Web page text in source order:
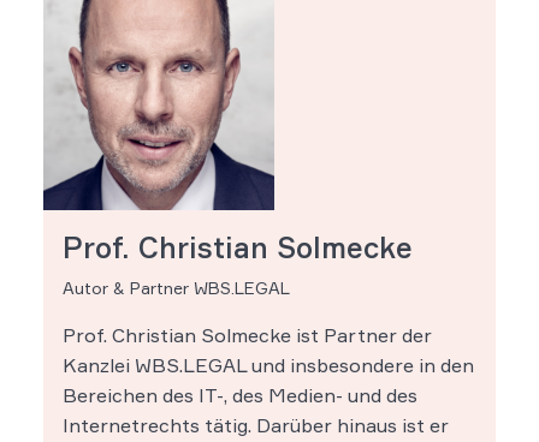
Prof. Christian Solmecke
Autor & Partner WBS.LEGAL
Prof. Christian Solmecke ist Partner der
Kanzlei WBS.LEGAL und insbesondere in den
Bereichen des IT-, des Medien- und des
Internetrechts tätig. Darüber hinaus ist er